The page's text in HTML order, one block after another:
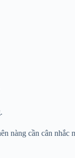
nàng cần cân nhắc